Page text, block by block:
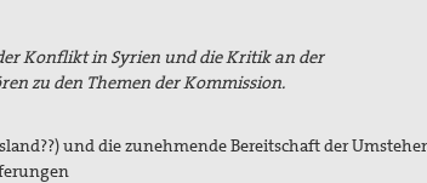
Konflikt in Syrien und die Kritik an der
zu den Themen der Kommission.
und die zunehmende Bereitschaft der